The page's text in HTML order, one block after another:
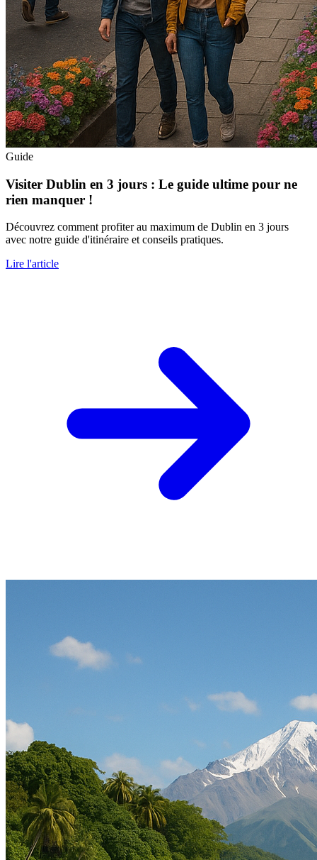
Guide
Visiter Dublin en 3 jours : Le guide ultime pour ne
rien manquer !
Découvrez comment profiter au maximum de Dublin en 3 jours
avec notre guide d'itinéraire et conseils pratiques.
Lire l'article